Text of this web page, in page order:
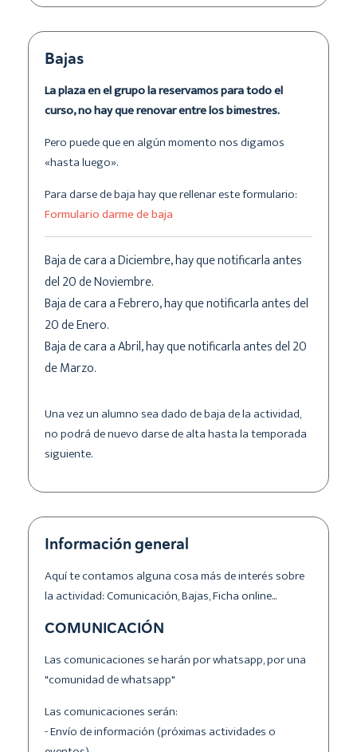
Bajas
La plaza en el grupo la reservamos para todo el
curso, no hay que renovar entre los bimestres.
Pero puede que en algún momento nos digamos
«hasta luego».
Para darse de baja hay que rellenar este formulario:
Formulario darme de baja
Baja de cara a Diciembre, hay que notificarla antes
del 20 de Noviembre.
Baja de cara a Febrero, hay que notificarla antes del
20 de Enero.
Baja de cara a Abril, hay que notificarla antes del 20
de Marzo.
Una vez un alumno sea dado de baja de la actividad,
no podrá de nuevo darse de alta hasta la temporada
siguiente.
Información general
Aquí te contamos alguna cosa más de interés sobre
la actividad: Comunicación, Bajas, Ficha online...
COMUNICACIÓN
Las comunicaciones se harán por whatsapp, por una
"comunidad de whatsapp"
Las comunicaciones serán:
- Envío de información (próximas actividades o